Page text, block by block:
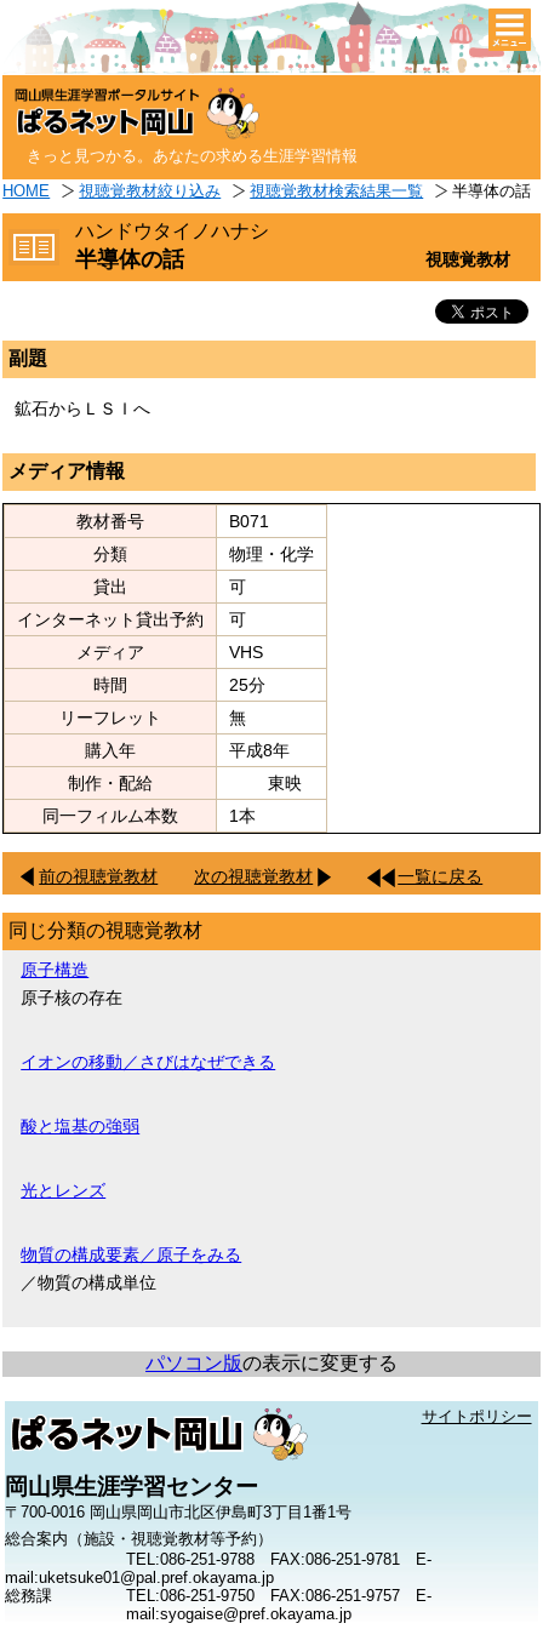
きっと見つかる。あなたの求める生涯学習情報
HOME 視聴覚教材絞り込み 視聴覚教材検索結果一覧 半導体の話
ハンドウタイノハナシ
半導体の話 視聴覚教材
副題
鉱石からＬＳＩへ
メディア情報
教材番号
B071
分類
物理・化学
貸出
可
インターネット貸出予約
可
メディア
VHS
時間
25分
リーフレット
無
購入年
平成8年
制作・配給
東映
同一フィルム本数
1本
前の視聴覚教材 次の視聴覚教材 一覧に戻る
同じ分類の視聴覚教材
原子構造
原子核の存在
イオンの移動／さびはなぜできる
酸と塩基の強弱
光とレンズ
物質の構成要素／原子をみる
／物質の構成単位
パソコン版の表示に変更する
サイトポリシー
岡山県生涯学習センター
〒700-0016 岡山県岡山市北区伊島町3丁目1番1号
総合案内（施設・視聴覚教材等予約）
TEL:086-251-9788 FAX:086-251-9781 E-
mail:uketsuke01@pal.pref.okayama.jp
総務課
TEL:086-251-9750 FAX:086-251-9757 E-
mail:syogaise@pref.okayama.jp